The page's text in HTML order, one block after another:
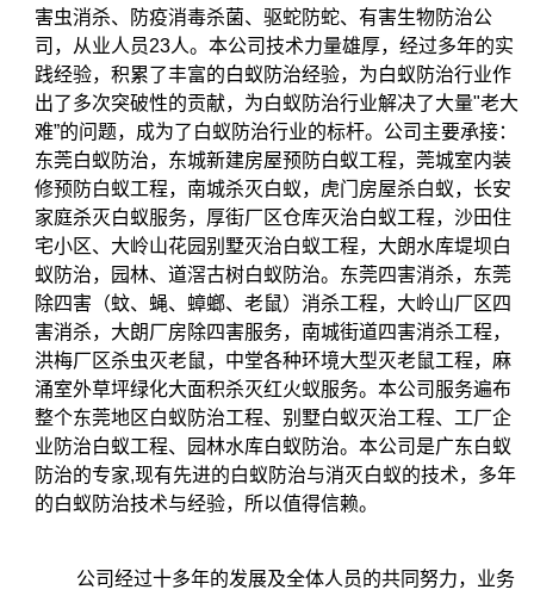
害虫消杀、防疫消毒杀菌、驱蛇防蛇、有害生物防治公
司，从业人员23人。本公司技术力量雄厚，经过多年的实
践经验，积累了丰富的白蚁防治经验，为白蚁防治行业作
出了多次突破性的贡献，为白蚁防治行业解决了大量"老大
难”的问题，成为了白蚁防治行业的标杆。 公司主要承接：
东莞白蚁防治，东城新建房屋预防白蚁工程，莞城室内装
修预防白蚁工程，南城杀灭白蚁，虎门房屋杀白蚁，长安
家庭杀灭白蚁服务，厚街厂区仓库灭治白蚁工程，沙田住
宅小区、大岭山花园别墅灭治白蚁工程，大朗水库堤坝白
蚁防治，园林、道滘古树白蚁防治。东莞四害消杀，东莞
除四害（蚊、蝇、蟑螂、老鼠）消杀工程，大岭山厂区四
害消杀，大朗厂房除四害服务，南城街道四害消杀工程，
洪梅厂区杀虫灭老鼠，中堂各种环境大型灭老鼠工程，麻
涌室外草坪绿化大面积杀灭红火蚁服务。本公司服务遍布
整个东莞地区白蚁防治工程、别墅白蚁灭治工程、工厂企
业防治白蚁工程、园林水库白蚁防治。本公司是广东白蚁
防治的专家,现有先进的白蚁防治与消灭白蚁的技术，多年
的白蚁防治技术与经验，所以值得信赖。
公司经过十多年的发展及全体人员的共同努力，业务